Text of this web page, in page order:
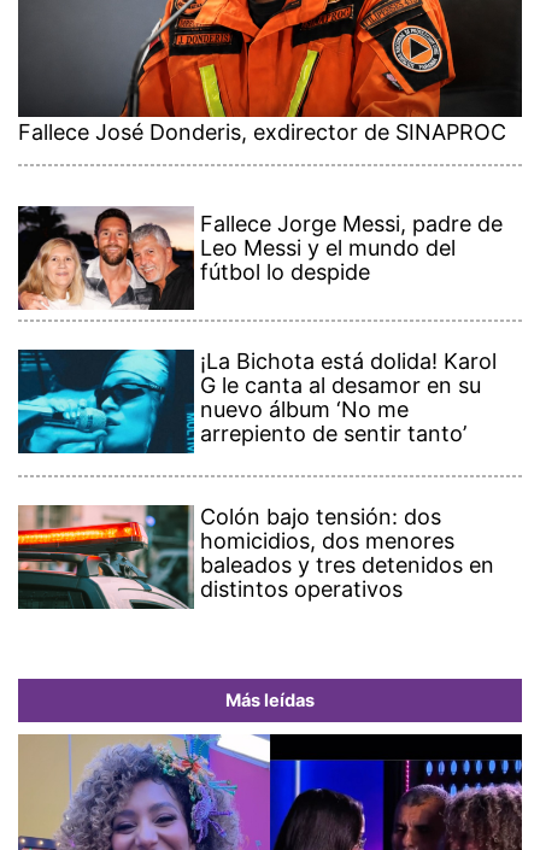
Fallece José Donderis, exdirector de SINAPROC
Fallece Jorge Messi, padre de
Leo Messi y el mundo del
fútbol lo despide
¡La Bichota está dolida! Karol
G le canta al desamor en su
nuevo álbum ‘No me
arrepiento de sentir tanto’
Colón bajo tensión: dos
homicidios, dos menores
baleados y tres detenidos en
distintos operativos
Más leídas